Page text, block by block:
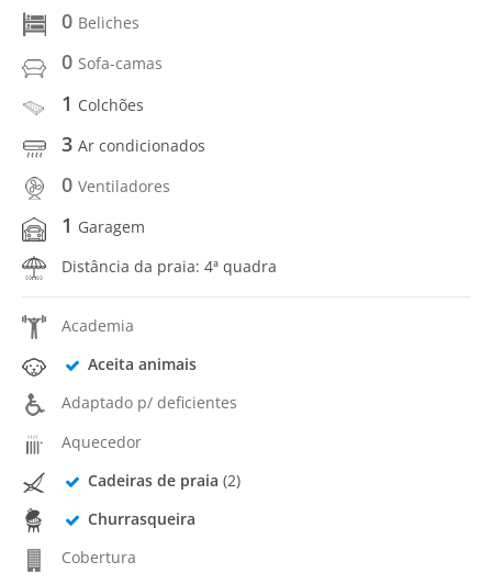
0 Beliches
0 Sofa-camas
1 Colchões
3 Ar condicionados
0 Ventiladores
1 Garagem
Distância da praia: 4ª quadra
Academia
Aceita animais
Adaptado p/ deficientes
Aquecedor
Cadeiras de praia (2)
Churrasqueira
Cobertura